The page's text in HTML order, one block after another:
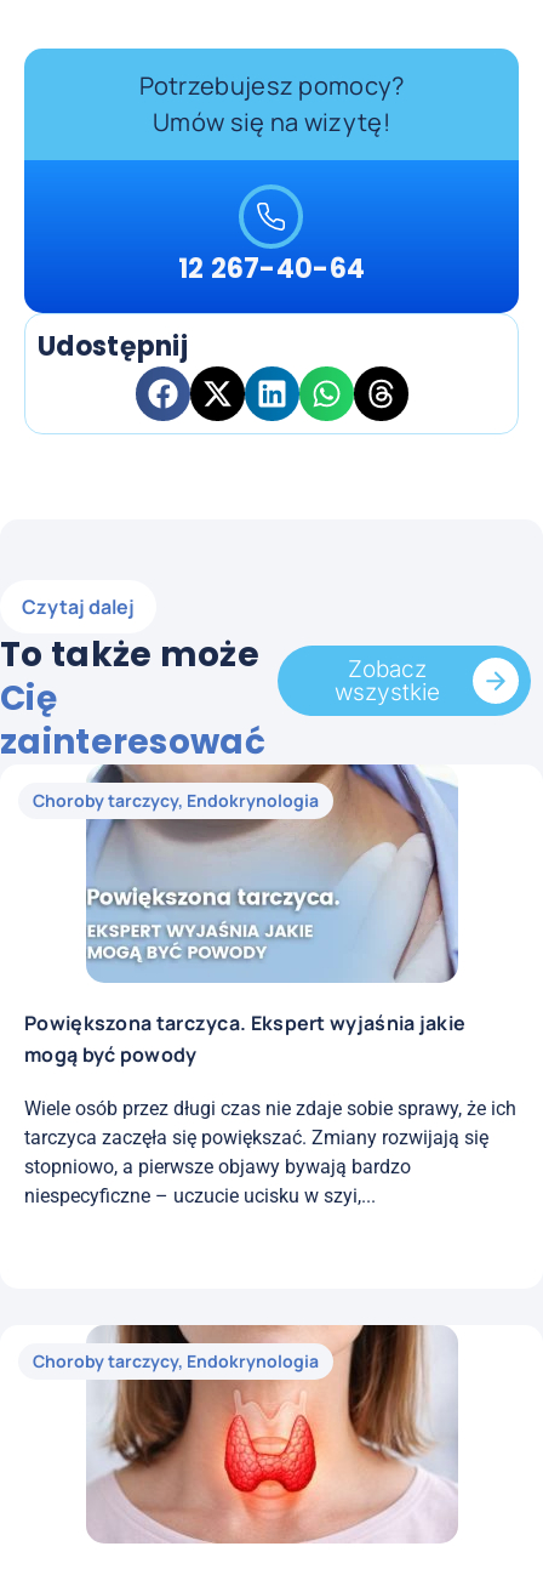
Potrzebujesz pomocy?
Umów się na wizytę!
12 267-40-64
Udostępnij
Czytaj dalej
To także może
Cię
zainteresować
Zobacz
wszystkie
Choroby tarczycy, Endokrynologia
Powiększona tarczyca. Ekspert wyjaśnia jakie
mogą być powody
Wiele osób przez długi czas nie zdaje sobie sprawy, że ich
tarczyca zaczęła się powiększać. Zmiany rozwijają się
stopniowo, a pierwsze objawy bywają bardzo
niespecyficzne – uczucie ucisku w szyi,...
Choroby tarczycy, Endokrynologia